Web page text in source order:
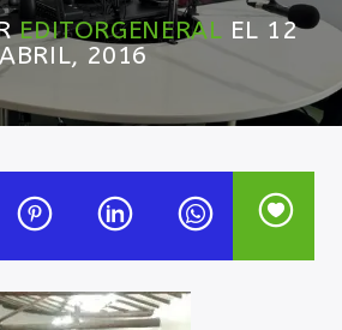
EDITORGENERAL EL 12
ABRIL, 2016